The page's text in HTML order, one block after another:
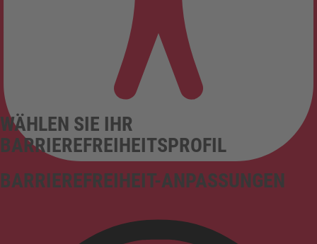
BARRIEREFREIHEIT-ANPASSUNGEN
WÄHLEN SIE IHR
BARRIEREFREIHEITSPROFIL